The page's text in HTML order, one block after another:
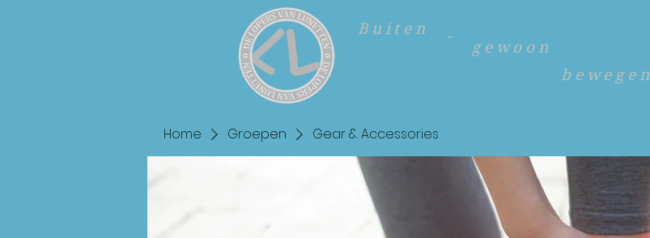
gewoon
Buiten
bewegen
-
Home Groepen Gear & Accessories